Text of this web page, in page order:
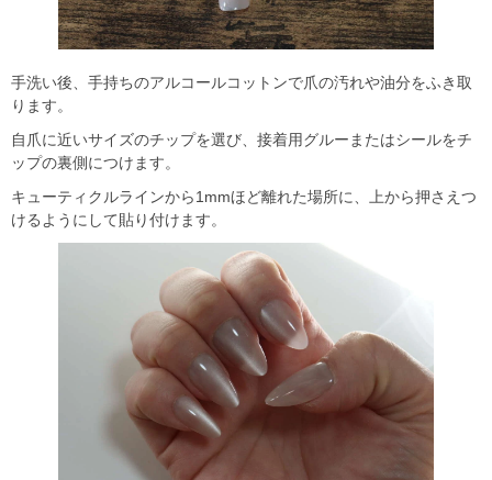
手洗い後、手持ちのアルコールコットンで爪の汚れや油分をふき取
ります。
自爪に近いサイズのチップを選び、接着用グルーまたはシールをチ
ップの裏側につけます。
キューティクルラインから1mmほど離れた場所に、上から押さえつ
けるようにして貼り付けます。